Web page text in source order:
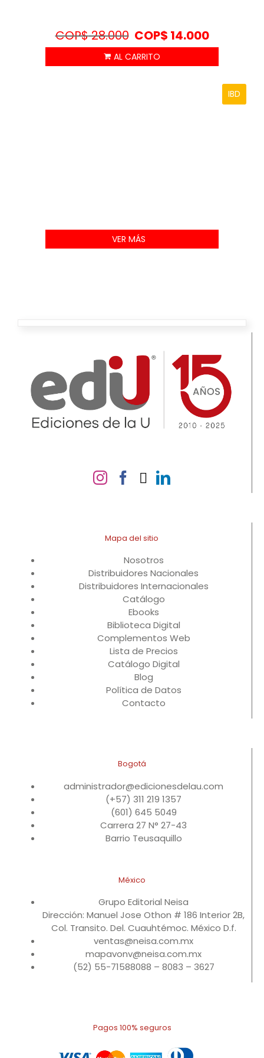
COP$28.000 COP$ 14.000
IBD
VER MÁS
Mapa del sitio
Nosotros
Distribuidores Nacionales
Distribuidores Internacionales
Catálogo
Ebooks
Biblioteca Digital
Complementos Web
Lista de Precios
Catálogo Digital
Blog
Política de Datos
Contacto
Bogotá
administrador@edicionesdelau.com
(+57) 311 219 1357
(601) 645 5049
Carrera 27 N° 27-43
Barrio Teusaquillo
México
Grupo Editorial Neisa
Dirección: Manuel Jose Othon # 186 Interior 2B,
Col. Transito. Del. Cuauhtémoc. México D.f.
ventas@neisa.com.mx
mapavonv@neisa.com.mx
(52) 55-71588088 – 8083 – 3627
Pagos 100% seguros